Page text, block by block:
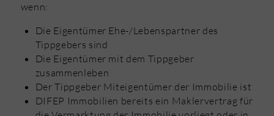
wenn:
Die Eigentümer Ehe-/Lebenspartner des
Tippgebers sind
Die Eigentümer mit dem Tippgeber
zusammenleben
Der Tippgeber Miteigentümer der Immobilie ist
DIFEP Immobilien bereits ein Maklervertrag für